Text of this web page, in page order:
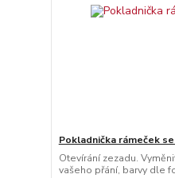
Pokladnička rámeček
Otevírání zezadu.
vašeho přání, barvy dle